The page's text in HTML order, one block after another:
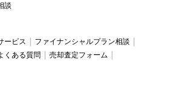
談
ービス
ファイナンシャルプラン相談
くある質問
売却査定フォーム